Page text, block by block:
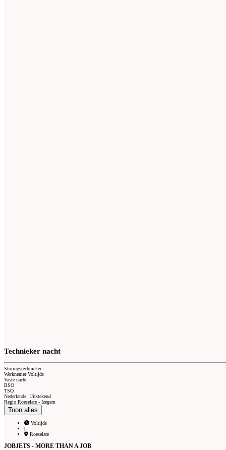
Technieker nacht
Storingstechnieker
Werknemer Voltijds
Vaste nacht
BSO
TSO
Nederlands: Uitstekend
Regio Roeselare - Izegem
Toon alles
Voltijds
|
Roeselare
JOBJETS - MORE THAN A JOB